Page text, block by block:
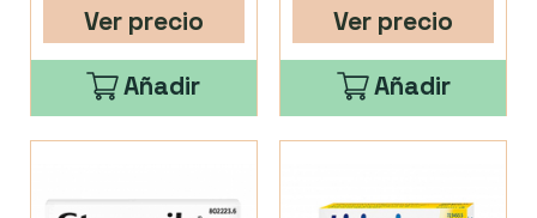
Ver precio
Añadir
Ver precio
Añadir